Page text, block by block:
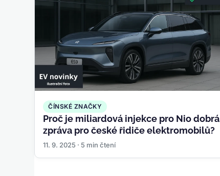
ČÍNSKÉ ZNAČKY
Proč je miliardová injekce pro Nio dobrá
zpráva pro české řidiče elektromobilů?
11. 9. 2025 · 5 min čtení